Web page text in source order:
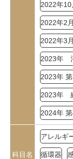
2022年
2022年2
2022年3
2023年
2023年
2023年
2024年
科目名
アレルギ
循環器